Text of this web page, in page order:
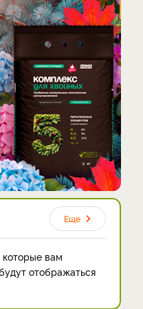
Еще
которые вам
отображаться